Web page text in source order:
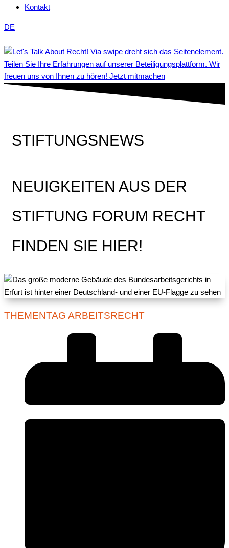
Kontakt
DE
Teilen Sie Ihre Erfahrungen auf unserer Beteiligungsplattform. Wir
freuen uns von Ihnen zu hören! Jetzt mitmachen
STIFTUNGSNEWS
NEUIGKEITEN AUS DER
STIFTUNG FORUM RECHT
FINDEN SIE HIER!
THEMENTAG ARBEITSRECHT